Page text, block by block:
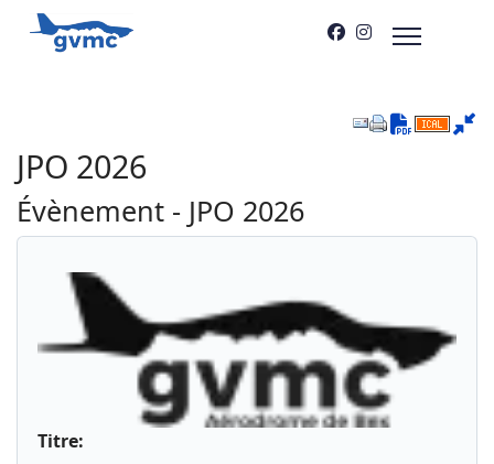
JPO 2026
Évènement - JPO 2026
Titre: